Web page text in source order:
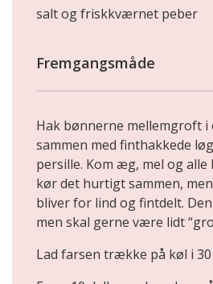
salt og friskkværnet peber
Fremgangsmåde
Hak bønnerne mellemgroft i
sammen med finthakkede
persille. Kom æg, mel og
kør det hurtigt sammen,
bliver for lind og fintdelt.
men skal gerne være lidt
Lad farsen trække på køl i